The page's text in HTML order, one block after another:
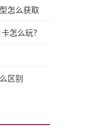
怎么获取
怎么玩？
区别